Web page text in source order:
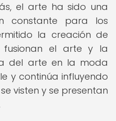
el arte ha sido una
constante para los
la creación de
fusionan el arte y la
del arte en la moda
y continúa influyendo
visten y se presentan